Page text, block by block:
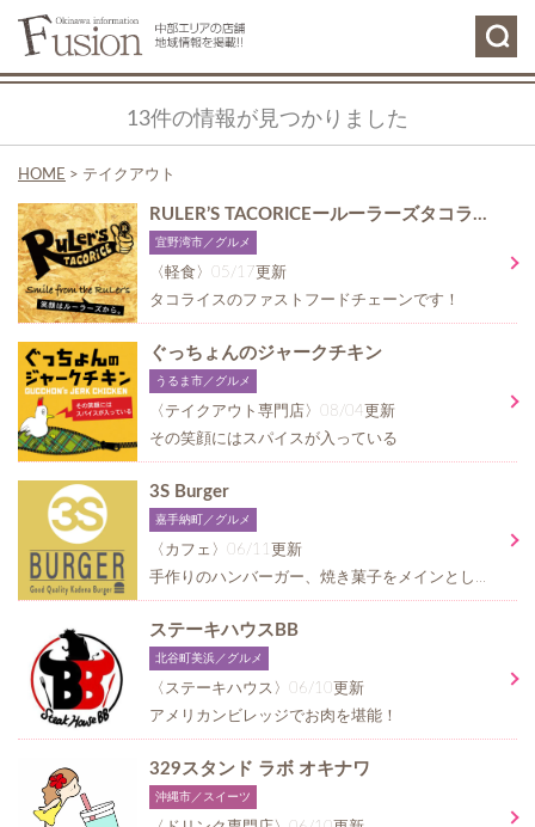
13件の情報が見つかりました
HOME > テイクアウト
RULER’S TACORICEールーラーズタコライスー
宜野湾市／グルメ
〈軽食〉05/17更新
タコライスのファストフードチェーンです！
ぐっちょんのジャークチキン
うるま市／グルメ
〈テイクアウト専門店〉08/04更新
その笑顔にはスパイスが入っている
3S Burger
嘉手納町／グルメ
〈カフェ〉06/11更新
手作りのハンバーガー、焼き菓子をメインとしたテイクアウト専門店
ステーキハウスBB
北谷町美浜／グルメ
〈ステーキハウス〉06/10更新
アメリカンビレッジでお肉を堪能！
329スタンド ラボ オキナワ
沖縄市／スイーツ